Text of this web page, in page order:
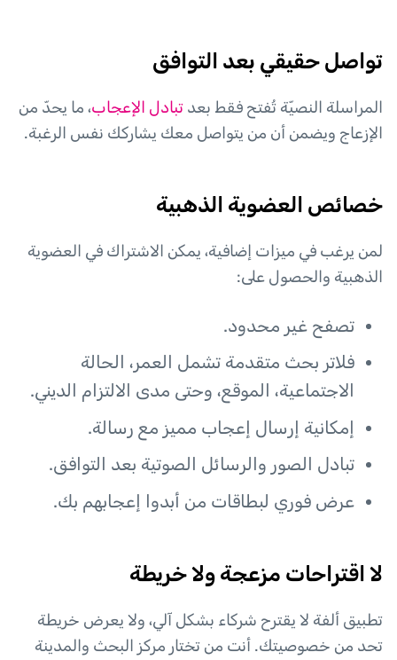
تواصل حقيقي بعد التوافق
المراسلة النصيّة تُفتح فقط بعد تبادل الإعجاب، ما يحدّ من
الإزعاج ويضمن أن من يتواصل معك يشاركك نفس الرغبة.
خصائص العضوية الذهبية
لمن يرغب في ميزات إضافية، يمكن الاشتراك في العضوية
الذهبية والحصول على:
تصفح غير محدود.
فلاتر بحث متقدمة تشمل العمر، الحالة
الاجتماعية، الموقع، وحتى مدى الالتزام الديني.
إمكانية إرسال إعجاب مميز مع رسالة.
تبادل الصور والرسائل الصوتية بعد التوافق.
عرض فوري لبطاقات من أبدوا إعجابهم بك.
لا اقتراحات مزعجة ولا خريطة
تطبيق ألفة لا يقترح شركاء بشكل آلي، ولا يعرض خريطة
تحد من خصوصيتك. أنت من تختار مركز البحث والمدينة